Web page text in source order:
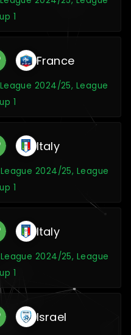
1
France
2024/25, League
1
Italy
League 2024/25, League
1
Italy
League 2024/25, League
1
Israel